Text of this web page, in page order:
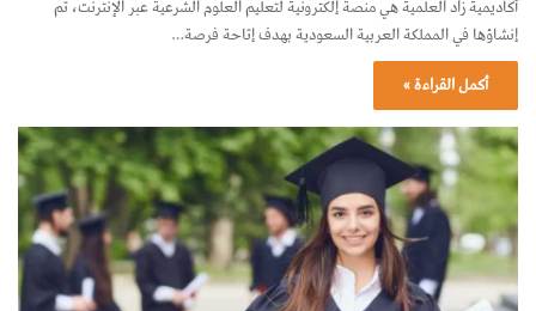
أكاديمية زاد العلمية هي منصة إلكترونية لتعليم العلوم الشرعية عبر الإنترنت، تم
إنشاؤها في المملكة العربية السعودية بهدف إتاحة فرصة…
أكمل القراءة »